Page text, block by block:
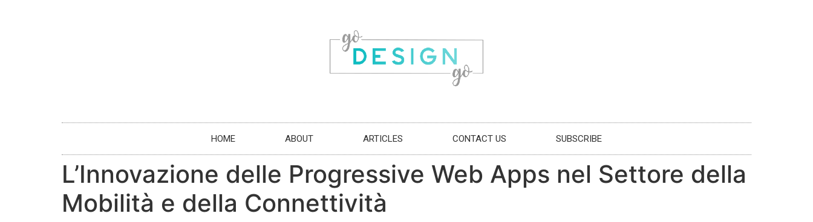
HOME ABOUT ARTICLES CONTACT US SUBSCRIBE
L’Innovazione delle Progressive Web Apps nel Settore della
Mobilità e della Connettività